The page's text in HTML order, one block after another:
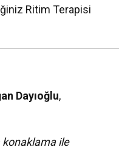
Ritim Terapisi
Dayıoğlu,
konaklama ile